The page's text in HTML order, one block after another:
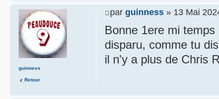
par guinness » 13 Mai
Bonne 1ere mi
disparu, comme tu
il n'y a plus de Chris
guinness
Retour